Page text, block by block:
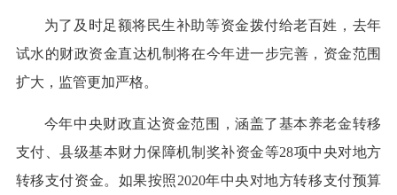
为了及时足额将民生补助等资金拨付给老百姓，去年
试水的财政资金直达机制将在今年进一步完善，资金范围
扩大，监管更加严格。
今年中央财政直达资金范围，涵盖了基本养老金转移
支付、县级基本财力保障机制奖补资金等28项中央对地方
转移支付资金。如果按照2020年中央对地方转移支付预算